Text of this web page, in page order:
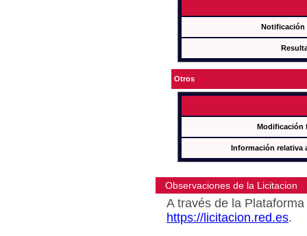
Notificación
Otros
Modificación
Información relativa
Observaciones de la Licitacion
A través de la
https://licitacion.red.es.